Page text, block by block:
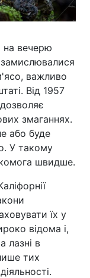
на вечерю
важливо
Від 1957
змаганнях.
або буде
У такому
швидше.
їх у
відома і,
лазні в
тих